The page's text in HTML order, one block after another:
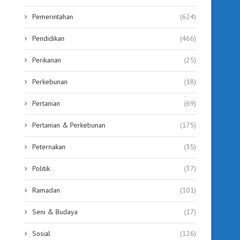
Pemerintahan (624)
Pendidikan (466)
Perikanan (25)
Perkebunan (18)
Pertanian (69)
Pertanian & Perkebunan (175)
Peternakan (35)
Politik (37)
Ramadan (101)
Seni & Budaya (17)
Sosial (126)